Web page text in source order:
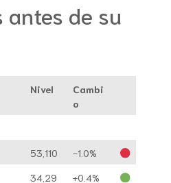
antes de su
Nivel
Cambi
o
53,110
-1.0%
34,29
+0.4%